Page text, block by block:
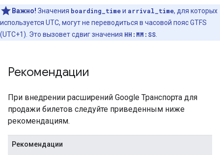
Важно! Значения boarding_timeи arrival_time, для которых
используется UTC, могут не переводиться в часовой пояс GTFS
(UTC+1). Это вызовет сдвиг значения HH:MM:SS
Рекомендации
При внедрении расширений Google Транспорта для
продажи билетов следуйте приведенным ниже
рекомендациям.
Рекомендации